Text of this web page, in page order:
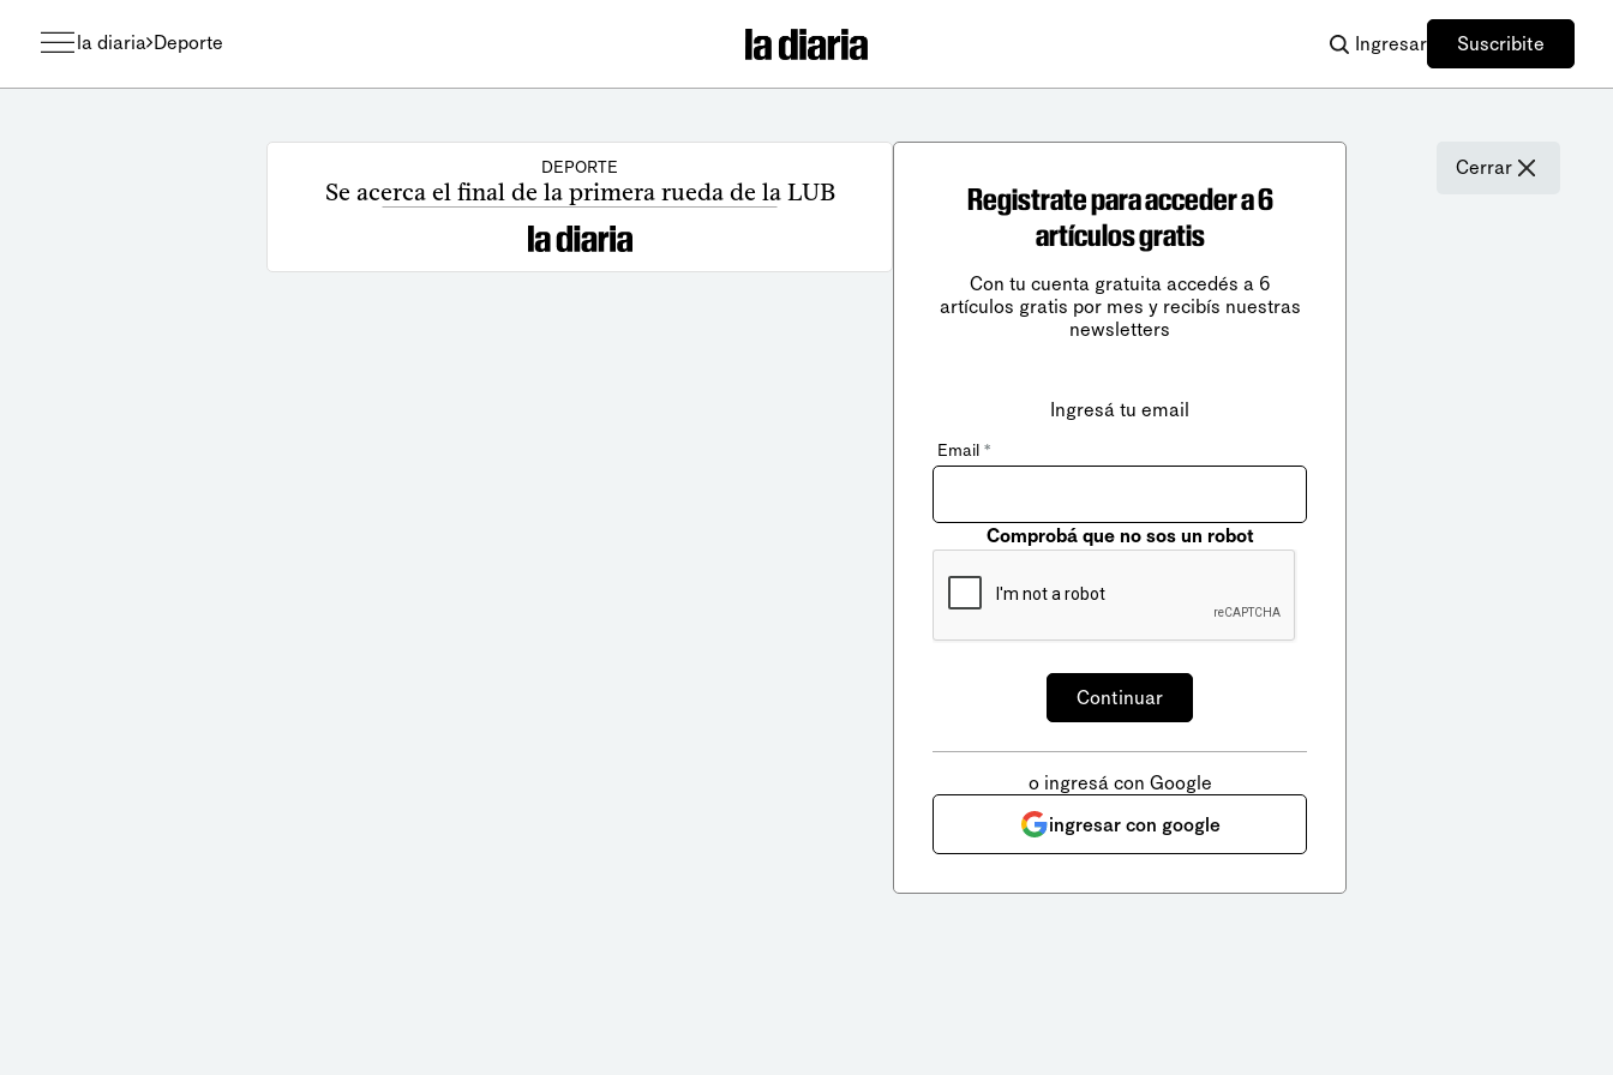
la diaria Deporte Ingresar Suscribite
DEPORTE
Se acerca el final de la primera rueda de la LUB
Cerrar
Registrate para acceder a 6
artículos gratis
Con tu cuenta gratuita accedés a 6
artículos gratis por mes y recibís nuestras
newsletters
Ingresá tu email
Email *
Comprobá que no sos un robot
o ingresá con Google
ingresar con google